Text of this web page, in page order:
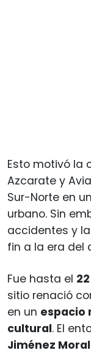
Esto motivó la
Azcarate y
Sur-Norte en
urbano. Sin
accidentes y
fin a la era del
Fue hasta el
sitio renació
en un espacio
cultural. El
Jiménez